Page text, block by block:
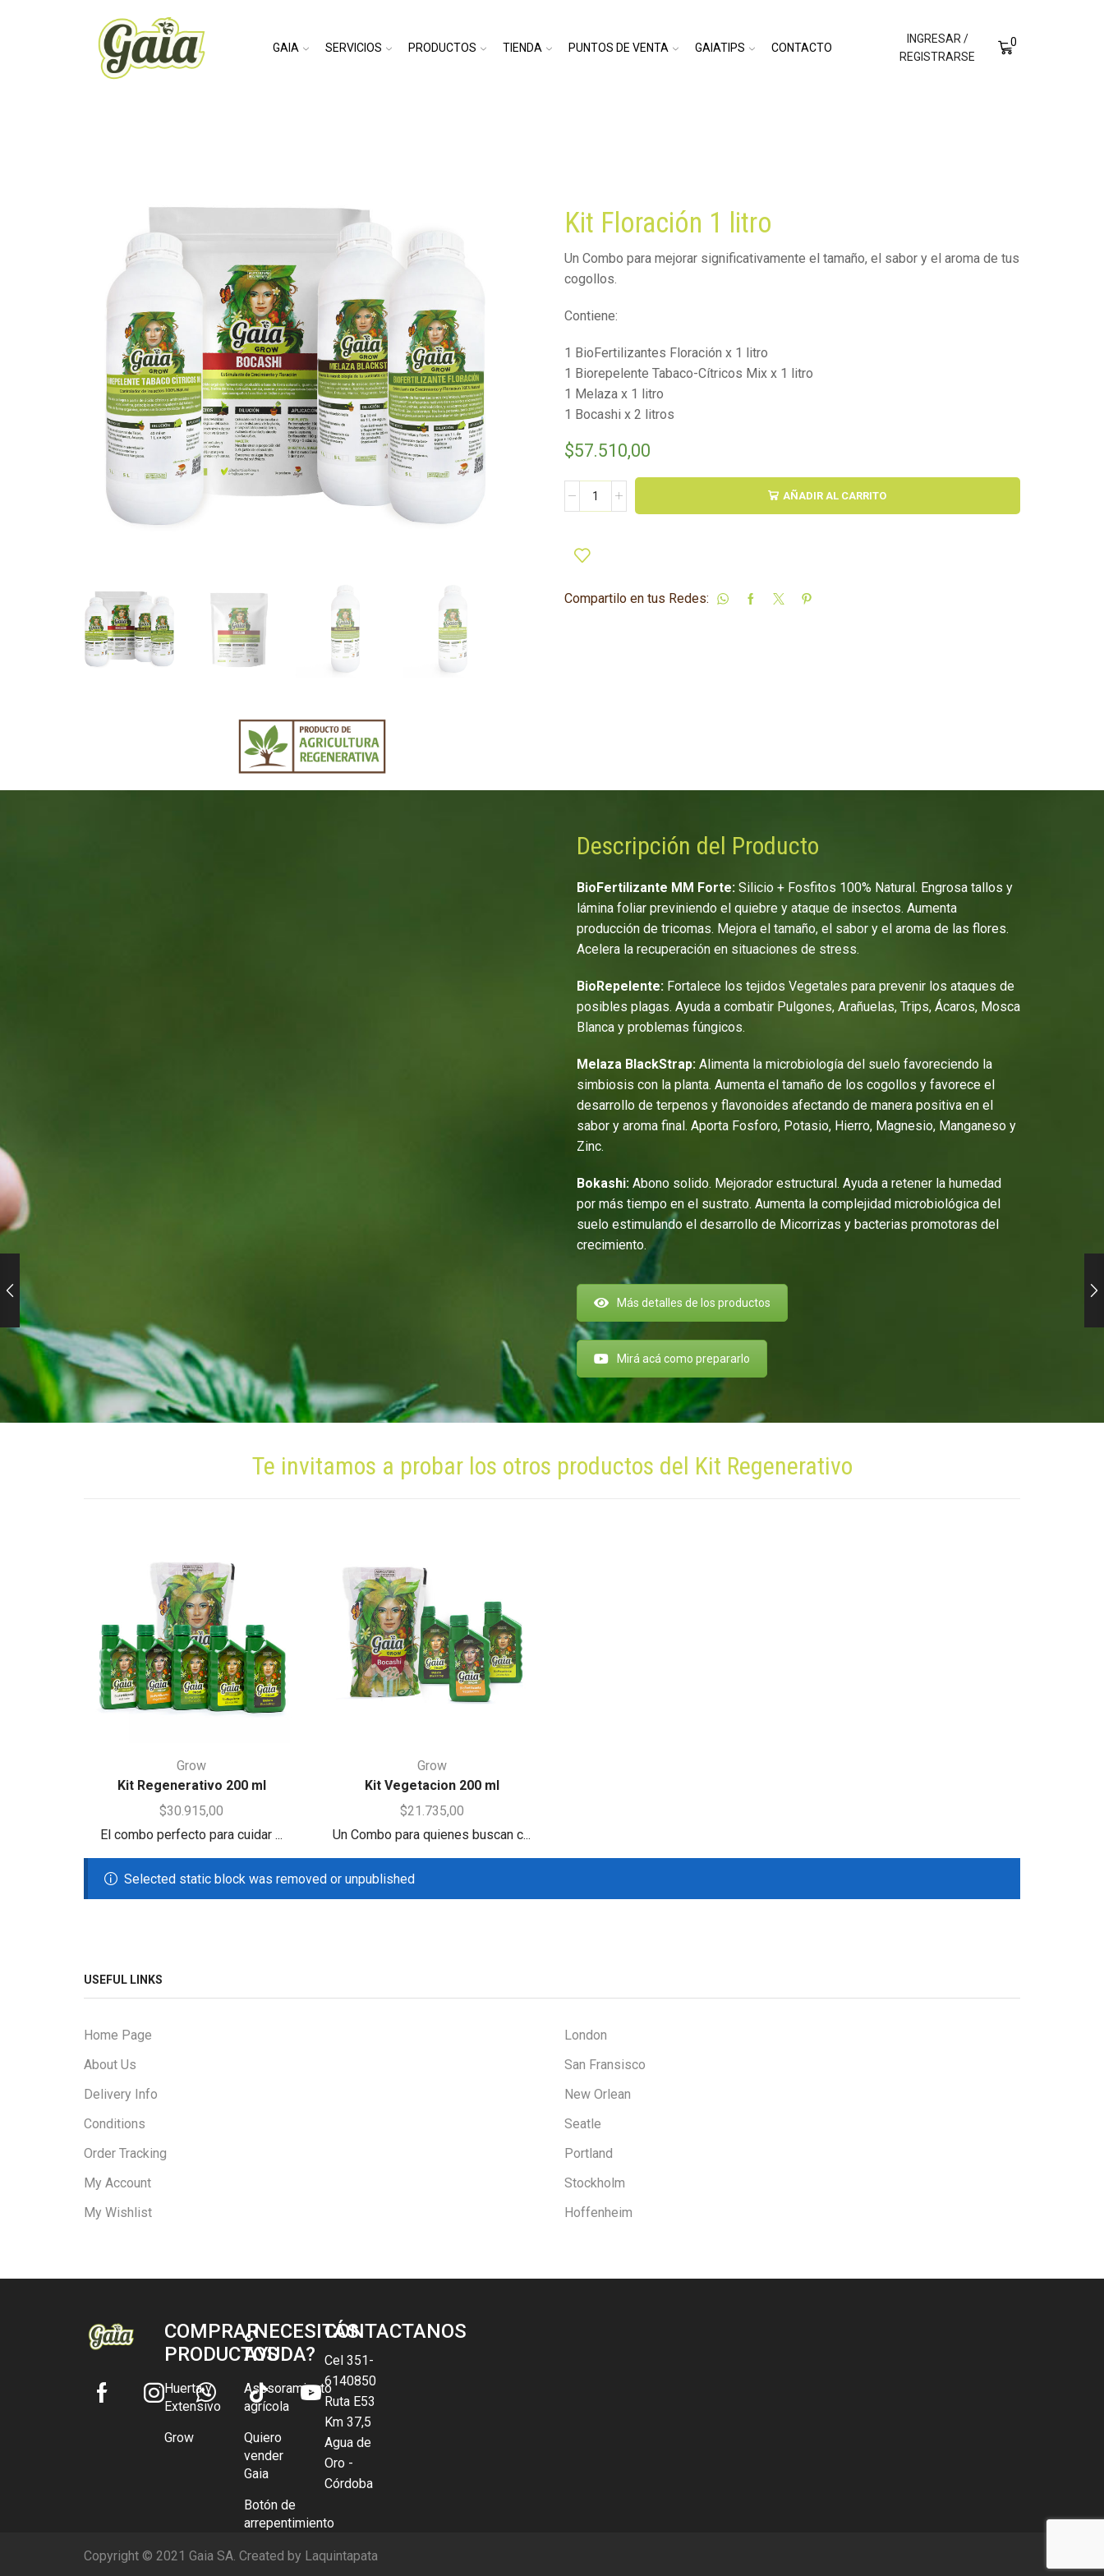
GAIA SERVICIOS PRODUCTOS TIENDA PUNTOS DE VENTA GAIATIPS CONTACTO
INGRESAR /
REGISTRARSE
0
Kit Floración 1 litro
Un Combo para mejorar significativamente el tamaño, el sabor y el aroma de tus
cogollos.
Contiene:
1 BioFertilizantes Floración x 1 litro
1 Biorepelente Tabaco-Cítricos Mix x 1 litro
1 Melaza x 1 litro
1 Bocashi x 2 litros
$57.510,00
Floración
litro
AÑADIR AL CARRITO
Compartilo en tus Redes:
Descripción del Producto
BioFertilizante MM Forte: Silicio + Fosfitos 100% Natural. Engrosa tallos y
lámina foliar previniendo el quiebre y ataque de insectos. Aumenta
producción de tricomas. Mejora el tamaño, el sabor y el aroma de las flores.
Acelera la recuperación en situaciones de stress.
BioRepelente: Fortalece los tejidos Vegetales para prevenir los ataques de
posibles plagas. Ayuda a combatir Pulgones, Arañuelas, Trips, Ácaros, Mosca
Blanca y problemas fúngicos.
Melaza BlackStrap: Alimenta la microbiología del suelo favoreciendo la
simbiosis con la planta. Aumenta el tamaño de los cogollos y favorece el
desarrollo de terpenos y flavonoides afectando de manera positiva en el
sabor y aroma final. Aporta Fosforo, Potasio, Hierro, Magnesio, Manganeso y
Zinc.
Bokashi: Abono solido. Mejorador estructural. Ayuda a retener la humedad
por más tiempo en el sustrato. Aumenta la complejidad microbiológica del
suelo estimulando el desarrollo de Micorrizas y bacterias promotoras del
crecimiento.
Más detalles de los productos
Mirá acá como prepararlo
Te invitamos a probar los otros productos del Kit Regenerativo
Grow
Kit Regenerativo 200 ml
$30.915,00
El combo perfecto para cuidar ...
Grow
Kit Vegetacion 200 ml
$21.735,00
Un Combo para quienes buscan c...
Selected static block was removed or unpublished
USEFUL LINKS
Home Page
About Us
Delivery Info
Conditions
Order Tracking
My Account
My Wishlist
London
San Fransisco
New Orlean
Seatle
Portland
Stockholm
Hoffenheim
FacebookInstagramWhatsappTik-
Youtube
COMPRAR
PRODUCTOS
Huerta y
Extensivo
Grow
¿NECESITÁS
AYUDA?
Asesoramiento
agrícola
Quiero
vender
Gaia
Botón de
arrepentimiento
CONTACTANOS
Cel 351-
6140850
Ruta E53
Km 37,5
Agua de
Oro -
Córdoba
Copyright © 2021 Gaia SA. Created by Laquintapata